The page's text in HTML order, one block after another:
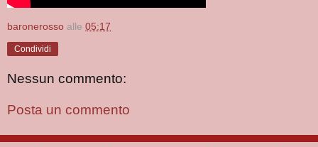
baronerosso alle 05:17
Condividi
Nessun commento:
Posta un commento